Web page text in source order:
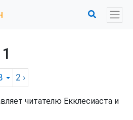
2 ›
читателю Екклесиаста и